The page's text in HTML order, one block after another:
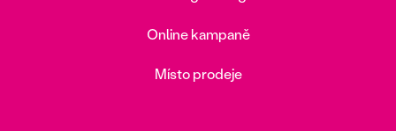
Online kampaně
Místo prodeje